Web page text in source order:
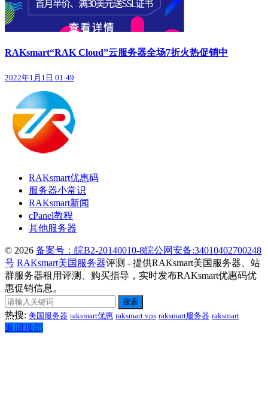
RAKsmart“RAK Cloud”云服务器全场7折火热促销中
2022年1月1日 01:49
RAKsmart优惠码
服务器小常识
RAKsmart新闻
cPanel教程
其他服务器
© 2026 备案号：皖B2-20140010-8皖公网安备:34010402700248
号 RAKsmart美国服务器评测 - 提供RAKsmart美国服务器、站
群服务器租用评测、购买指导，实时发布RAKsmart优惠码优
惠促销信息。
搜索
热搜: 美国服务器 raksmart优惠 raksmart vps raksmart服务器 raksmart
返回顶部